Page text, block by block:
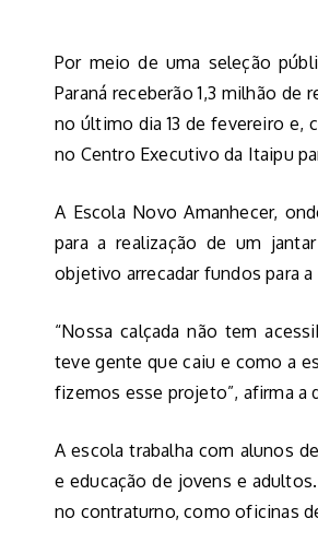
Por meio de uma seleção
Paraná receberão 1,3 milhão
no último dia 13 de fevereiro e,
no Centro Executivo da Itaipu
A Escola Novo Amanhecer,
para a realização de um
objetivo arrecadar fundos para
“Nossa calçada não tem
teve gente que caiu e como a
fizemos esse projeto”, afirma a
A escola trabalha com alunos
e educação de jovens e
no contraturno, como oficinas